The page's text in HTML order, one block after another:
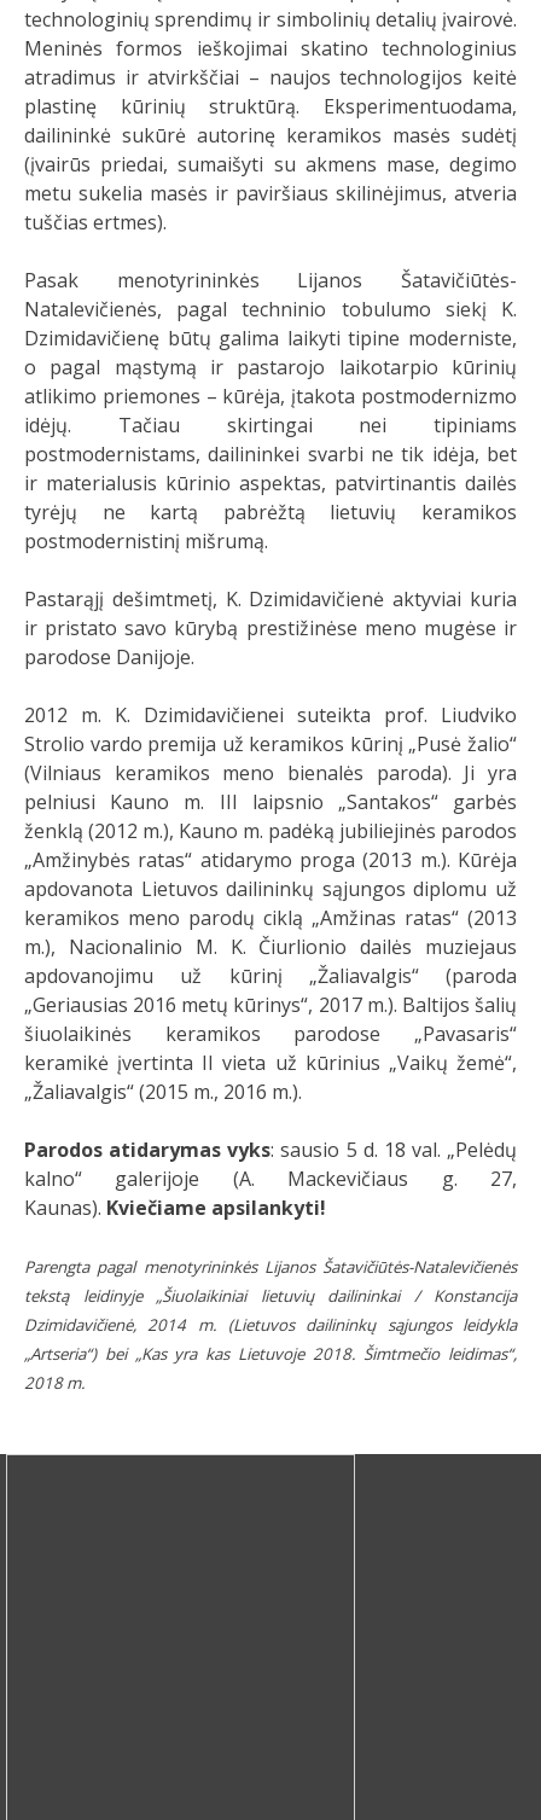
technologinių sprendimų ir simbolinių detalių įvairovė.
Meninės formos ieškojimai skatino technologinius
atradimus ir atvirkščiai – naujos technologijos keitė
plastinę kūrinių struktūrą. Eksperimentuodama,
dailininkė sukūrė autorinę keramikos masės sudėtį
(įvairūs priedai, sumaišyti su akmens mase, degimo
metu sukelia masės ir paviršiaus skilinėjimus, atveria
tuščias ertmes).
Pasak menotyrininkės Lijanos Šatavičiūtės-
Natalevičienės, pagal techninio tobulumo siekį K.
Dzimidavičienę būtų galima laikyti tipine moderniste,
o pagal mąstymą ir pastarojo laikotarpio kūrinių
atlikimo priemones – kūrėja, įtakota postmodernizmo
idėjų. Tačiau skirtingai nei tipiniams
postmodernistams, dailininkei svarbi ne tik idėja, bet
ir materialusis kūrinio aspektas, patvirtinantis dailės
tyrėjų ne kartą pabrėžtą lietuvių keramikos
postmodernistinį mišrumą.
Pastarąjį dešimtmetį, K. Dzimidavičienė aktyviai kuria
ir pristato savo kūrybą prestižinėse meno mugėse ir
parodose Danijoje.
2012 m. K. Dzimidavičienei suteikta prof. Liudviko
Strolio vardo premija už keramikos kūrinį „Pusė žalio“
(Vilniaus keramikos meno bienalės paroda). Ji yra
pelniusi Kauno m. III laipsnio „Santakos“ garbės
ženklą (2012 m.), Kauno m. padėką jubiliejinės parodos
„Amžinybės ratas“ atidarymo proga (2013 m.). Kūrėja
apdovanota Lietuvos dailininkų sąjungos diplomu už
keramikos meno parodų ciklą „Amžinas ratas“ (2013
m.), Nacionalinio M. K. Čiurlionio dailės muziejaus
apdovanojimu už kūrinį „Žaliavalgis“ (paroda
„Geriausias 2016 metų kūrinys“, 2017 m.). Baltijos šalių
šiuolaikinės keramikos parodose „Pavasaris“
keramikė įvertinta II vieta už kūrinius „Vaikų žemė“,
„Žaliavalgis“ (2015 m., 2016 m.).
Parodos atidarymas vyks: sausio 5 d. 18 val. „Pelėdų
kalno“ galerijoje (A. Mackevičiaus g. 27,
Kaunas). Kviečiame apsilankyti!
Parengta pagal menotyrininkės Lijanos Šatavičiūtės-Natalevičienės
tekstą leidinyje „Šiuolaikiniai lietuvių dailininkai / Konstancija
Dzimidavičienė, 2014 m. (Lietuvos dailininkų sąjungos leidykla
„Artseria“) bei „Kas yra kas Lietuvoje 2018. Šimtmečio leidimas“,
2018 m.